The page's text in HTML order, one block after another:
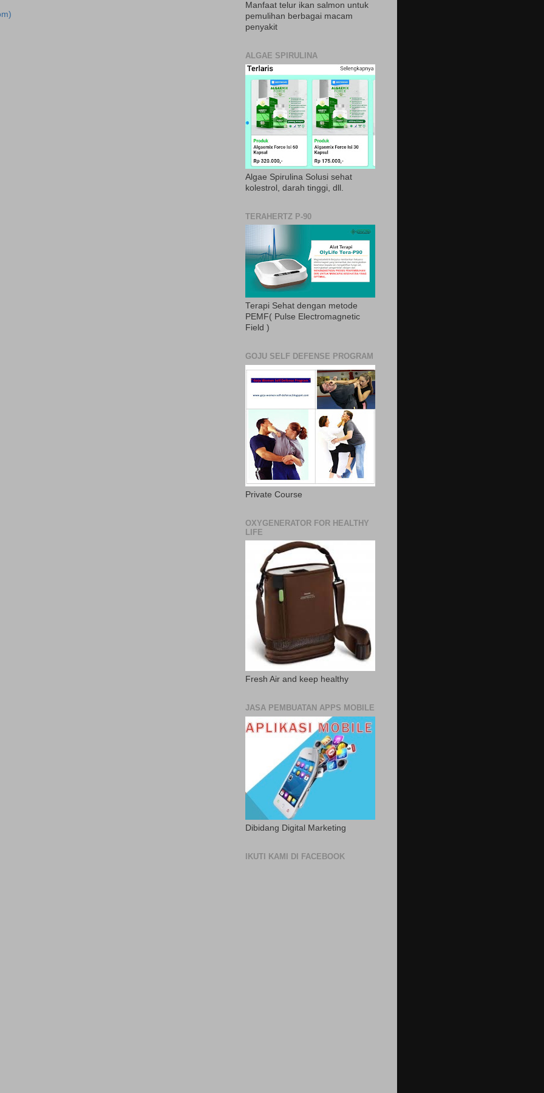
Manfaat telur ikan salmon untuk
pemulihan berbagai macam
penyakit
ALGAE SPIRULINA
Algae Spirulina Solusi sehat
kolestrol, darah tinggi, dll.
TERAHERTZ P-90
Terapi Sehat dengan metode
PEMF( Pulse Electromagnetic
Field )
GOJU SELF DEFENSE PROGRAM
Private Course
OXYGENERATOR FOR HEALTHY
LIFE
Fresh Air and keep healthy
JASA PEMBUATAN APPS MOBILE
Dibidang Digital Marketing
IKUTI KAMI DI FACEBOOK